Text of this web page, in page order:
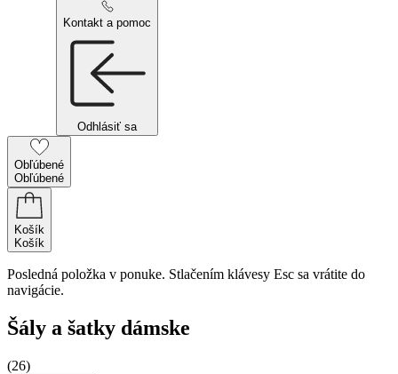
Kontakt a pomoc
Odhlásiť sa
Obľúbené
Obľúbené
Košík
Košík
Posledná položka v ponuke. Stlačením klávesy Esc sa vrátite do
navigácie.
Šály a šatky dámske
(26)